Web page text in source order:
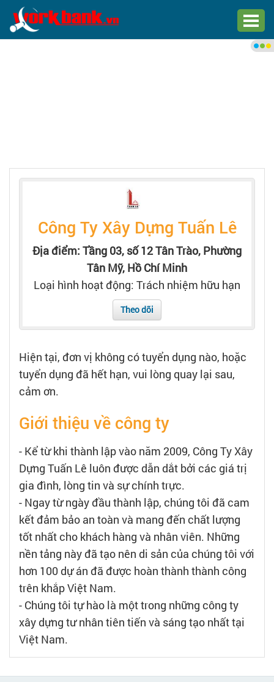
Trang chủ
Tìm việc làm
Tạo hồ sơ
Bạn cần tuyển người
Nhà tuyển dụng
Công Ty Xây Dựng Tuấn Lê
Địa điểm: Tầng 03, số 12 Tân Trào, Phường
Tân Mỹ, Hồ Chí Minh
Loại hình hoạt động: Trách nhiệm hữu hạn
Theo dõi
Hiện tại, đơn vị không có tuyển dụng nào, hoặc
tuyển dụng đã hết hạn, vui lòng quay lại sau,
cảm ơn.
Giới thiệu về công ty
- Kể từ khi thành lập vào năm 2009, Công Ty Xây
Dựng Tuấn Lê luôn được dẫn dắt bởi các giá trị
gia đình, lòng tin và sự chính trực.
- Ngay từ ngày đầu thành lập, chúng tôi đã cam
kết đảm bảo an toàn và mang đến chất lượng
tốt nhất cho khách hàng và nhân viên. Những
nền tảng này đã tạo nên di sản của chúng tôi với
hơn 100 dự án đã được hoàn thành thành công
trên khắp Việt Nam.
- Chúng tôi tự hào là một trong những công ty
xây dựng tư nhân tiên tiến và sáng tạo nhất tại
Việt Nam.